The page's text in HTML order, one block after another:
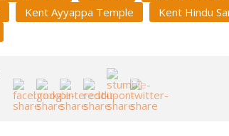
Kent Ayyappa Temple Kent Hindu